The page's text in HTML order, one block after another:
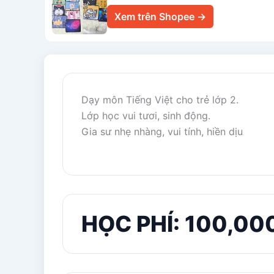
Xem trên Shopee →
Dạy môn Tiếng Việt cho trẻ lớp 2.
Lớp học vui tươi, sinh động.
Gia sư nhẹ nhàng, vui tính, hiền dịu
HỌC PHÍ: